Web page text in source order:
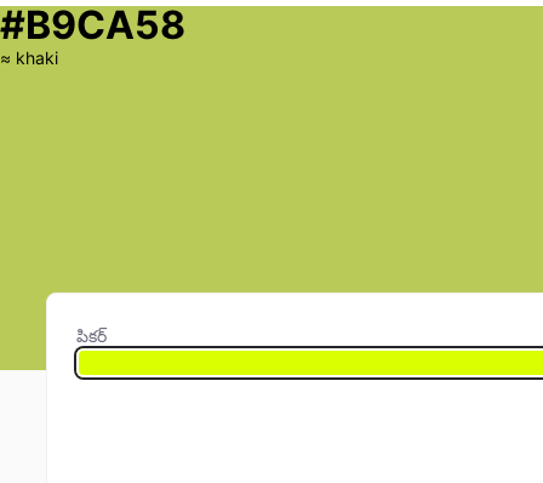
#B9CA58
≈ khaki
పికర్